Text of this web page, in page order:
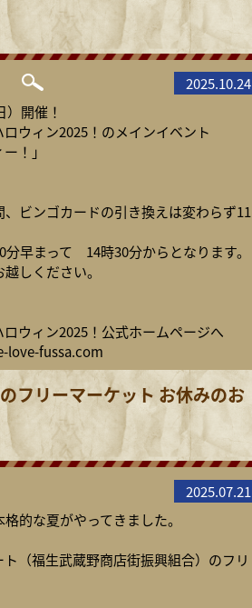
2025.10.24
開催！
ウィン2025！のメインイベント
！」
ビンゴカードの引き換えは変わらず11
分早まって 14時30分からとなります。
しください。
ウィン2025！公式ホームページへ
love-fussa.com
フリーマーケット お休みのお
2025.07.21
的な夏がやってきました。
（福生武蔵野商店街振興組合）のフリ